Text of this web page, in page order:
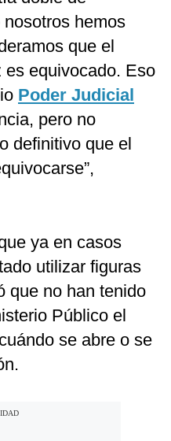
hemos
que el
es equivocado. Eso
Poder Judicial
pero no
definitivo que el
ya en casos
utilizar figuras
que no han tenido
Público el
se abre o se